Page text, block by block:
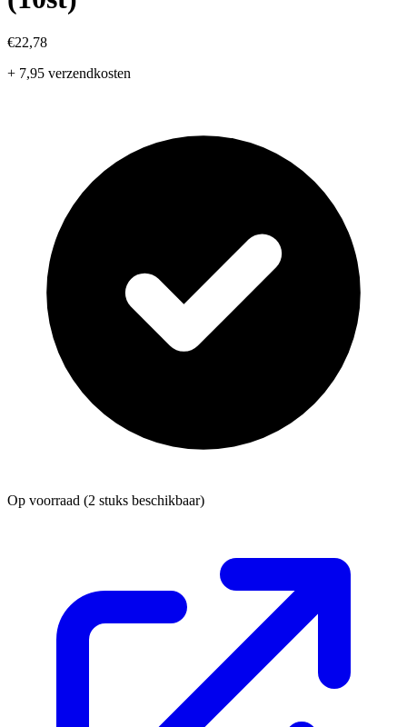
€22,78
+ 7,95 verzendkosten
Op voorraad (2 stuks beschikbaar)